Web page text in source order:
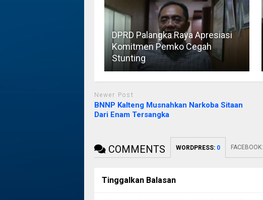
DPRD Palangka Raya Apresiasi
Komitmen Pemko Cegah
Stunting
Newer Post
BNNP Kalteng Musnahkan Narkoba Sitaan
Dari Enam Tersangka
COMMENTS WORDPRESS: 0 FACEBOOK:
Tinggalkan Balasan